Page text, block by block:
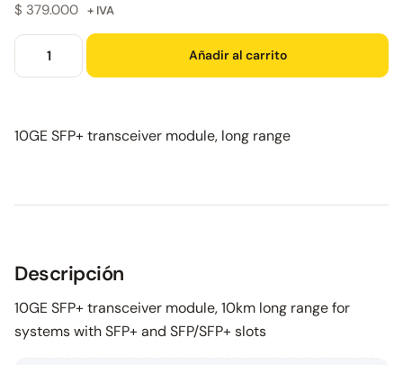
$ 379.000 + IVA
Añadir al carrito
10GE SFP+ transceiver module, long range
Descripción
10GE SFP+ transceiver module, 10km long range for
systems with SFP+ and SFP/SFP+ slots